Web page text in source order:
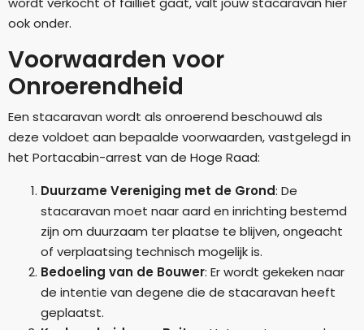
ook onder.
Voorwaarden voor
Onroerendheid
Een stacaravan wordt als onroerend beschouwd als
deze voldoet aan bepaalde voorwaarden, vastgelegd in
het Portacabin-arrest van de Hoge Raad:
Duurzame Vereniging met de Grond: De
stacaravan moet naar aard en inrichting bestemd
zijn om duurzaam ter plaatse te blijven, ongeacht
of verplaatsing technisch mogelijk is.
Bedoeling van de Bouwer: Er wordt gekeken naar
de intentie van degene die de stacaravan heeft
geplaatst.